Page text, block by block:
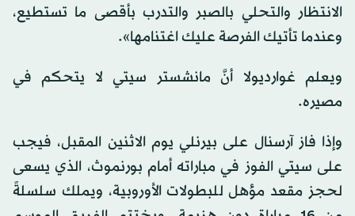
الانتظار والتحلي بالصبر والتدرب بأقصى ما تستطيع،
وعندما تأتيك الفرصة عليك اغتنامها».
ويعلم غوارديولا أنَّ مانشستر سيتي لا يتحكم في
مصيره.
وإذا فاز آرسنال على بيرنلي يوم الاثنين المقبل، فيجب
على سيتي الفوز في مباراته أمام بورنموث، الذي يسعى
لحجز مقعد مؤهل للبطولات الأوروبية، ويملك سلسلةً